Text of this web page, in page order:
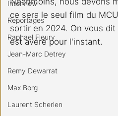
Interview
Reportages
Raphael Fleury
Jean-Marc Detrey
Remy Dewarrat
Max Borg
Laurent Scherlen
ce sera le seul film du
sortir en 2024. On vous
est avéré pour l'instant.